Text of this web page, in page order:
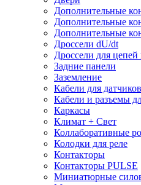
Дополнительные
Дополнительные
Дополнительные
Дроссели dU/dt
Дроссели для цепей
Задние панели
Заземление
Кабели для датчиков
Кабели и разъемы
Каркасы
Климат + Свет
Коллаборативные
Колодки для реле
Контакторы
Контакторы PULSE
Миниатюрные